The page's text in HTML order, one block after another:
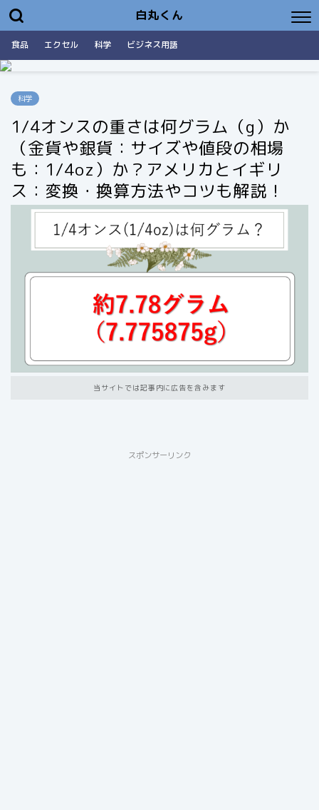
白丸くん
食品 エクセル 科学 ビジネス用語
科学
1/4オンスの重さは何グラム（g）か
（金貨や銀貨：サイズや値段の相場
も：1/4oz）か？アメリカとイギリ
ス：変換・換算方法やコツも解説！
当サイトでは記事内に広告を含みます
スポンサーリンク